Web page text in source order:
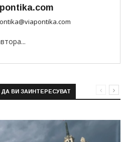
ВИ ЗАИНТЕРЕСУВАТ